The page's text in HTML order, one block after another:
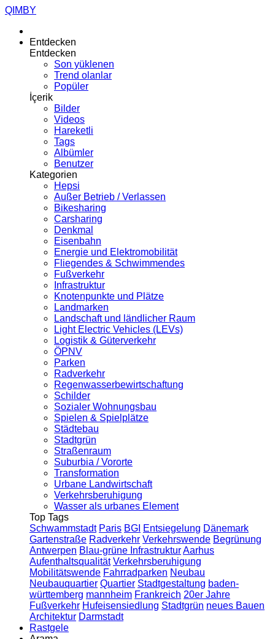
QIMBY
Entdecken
Entdecken
Son yüklenen
Trend olanlar
Popüler
İçerik
Bilder
Videos
Hareketli
Tags
Albümler
Benutzer
Kategorien
Hepsi
Außer Betrieb / Verlassen
Bikesharing
Carsharing
Denkmal
Eisenbahn
Energie und Elektromobilität
Fliegendes & Schwimmendes
Fußverkehr
Infrastruktur
Knotenpunkte und Plätze
Landmarken
Landschaft und ländlicher Raum
Light Electric Vehicles (LEVs)
Logistik & Güterverkehr
ÖPNV
Parken
Radverkehr
Regenwasserbewirtschaftung
Schilder
Sozialer Wohnungsbau
Spielen & Spielplätze
Städtebau
Stadtgrün
Straßenraum
Suburbia / Vororte
Transformation
Urbane Landwirtschaft
Verkehrsberuhigung
Wasser als urbanes Element
Top Tags
Schwammstadt Paris BGI Entsiegelung Dänemark
Gartenstraße Radverkehr Verkehrswende Begrünung
Antwerpen Blau-grüne InfrastrukturAarhus
Aufenthaltsqualität Verkehrsberuhigung
Mobilitätswende Fahrradparken Neubau
Neubauquartier Quartier Stadtgestaltung baden-
württemberg mannheim Frankreich 20er Jahre
Fußverkehr Hufeisensiedlung Stadtgrün neues Bauen
Architektur Darmstadt
Rastgele